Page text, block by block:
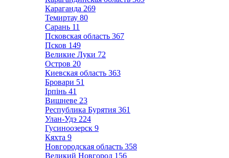
Караганда 269
Темиртау 80
Сарань 11
Псковская область 367
Псков 149
Великие Луки 72
Остров 20
Киевская область 363
Бровари 51
Ірпінь 41
Вишневе 23
Республика Бурятия 361
Улан-Удэ 224
Гусиноозерск 9
Кяхта 9
Новгородская область 358
Великий Новгород 156